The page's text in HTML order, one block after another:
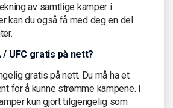
av samtlige kamper i
kan du også få med deg en del
/ UFC gratis på nett?
gratis på nett. Du må ha et
for å kunne strømme kampene. I
kun gjort tilgjengelig som